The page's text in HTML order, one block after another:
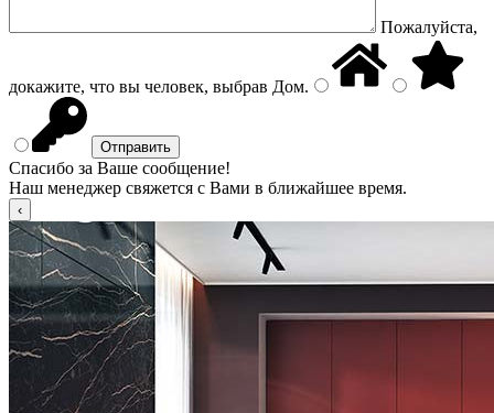
Пожалуйста,
докажите, что вы человек, выбрав Дом.
Спасибо за Ваше сообщение!
Наш менеджер свяжется с Вами в ближайшее время.